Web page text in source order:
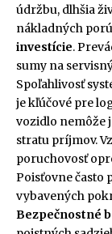
údržbu, dlhšia
nákladných
investície.
sumy na
Spoľahlivosť
je kľúčové pre
vozidlo nemôže
stratu príjmov.
poruchovosť
Poisťovne často
vybavených
Bezpečnostné